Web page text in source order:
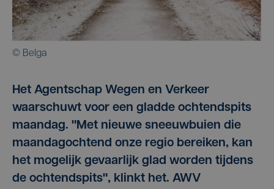
© Belga
Het Agentschap Wegen en Verkeer
waarschuwt voor een gladde ochtendspits
maandag. "Met nieuwe sneeuwbuien die
maandagochtend onze regio bereiken, kan
het mogelijk gevaarlijk glad worden tijdens
de ochtendspits", klinkt het. AWV